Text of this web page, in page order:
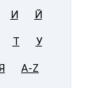
И Й
Т У
A-Z